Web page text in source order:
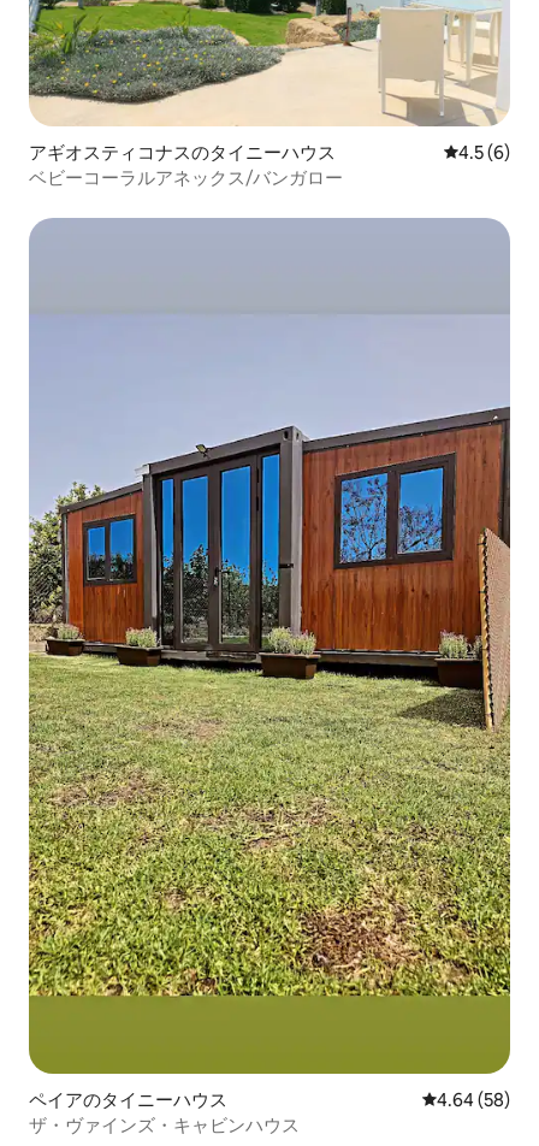
アギオスティコナスのタイニーハウス レビュー6
4.5 (6)
ベビーコーラルアネックス/バンガロー
ペイアのタイニーハウス レビュー58
4.64 (58)
ザ・ヴァインズ・キャビンハウス